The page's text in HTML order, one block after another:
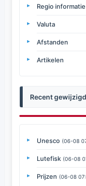
Regio informatie
Valuta
Afstanden
Artikelen
Recent gewijzigd
Unesco (06-08
Lutefisk (06-08
Prijzen (06-08